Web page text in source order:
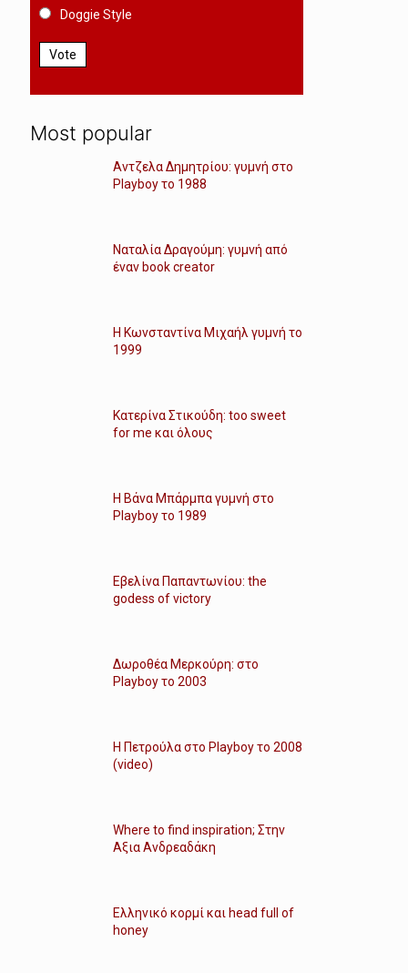
Doggie Style
Vote
Most popular
Αντζελα Δημητρίου: γυμνή στο
Playboy το 1988
Ναταλία Δραγούμη: γυμνή από
έναν book creator
Η Κωνσταντίνα Μιχαήλ γυμνή το
1999
Κατερίνα Στικούδη: too sweet
for me και όλους
Η Βάνα Μπάρμπα γυμνή στο
Playboy το 1989
Εβελίνα Παπαντωνίου: the
godess of victory
Δωροθέα Μερκούρη: στο
Playboy το 2003
Η Πετρούλα στο Playboy το 2008
(video)
Where to find inspiration; Στην
Αξια Ανδρεαδάκη
Ελληνικό κορμί και head full of
honey